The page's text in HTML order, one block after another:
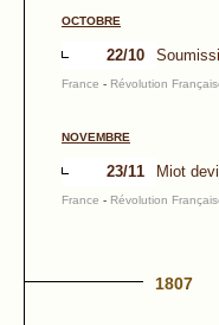
OCTOBRE
22/10
France - Révolution
NOVEMBRE
23/11 Miot
France - Révolution
1807